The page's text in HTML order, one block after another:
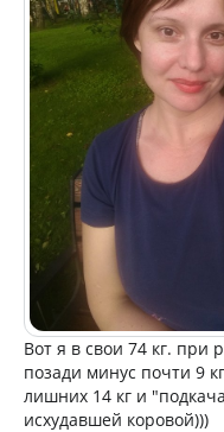
Вот я в свои 74 кг. при
позади минус почти 9
лишних 14 кг и
исхудавшей коровой)))